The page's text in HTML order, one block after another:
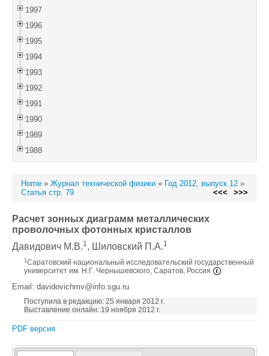
1997
1996
1995
1994
1993
1992
1991
1990
1989
1988
Home » Журнал технической физики » Год 2012, выпуск 12 »
Статья стр. 79
<<< >>>
Расчет зонных диаграмм металлических
проволочных фотонных кристаллов
Давидович М.В.1, Шиловский П.А.1
1 Саратовский национальный исследовательский государственный
университет им. Н.Г. Чернышевского, Саратов, Россия
Email: davidovichmv@info.sgu.ru
Поступила в редакцию: 25 января 2012 г.
Выставление онлайн: 19 ноября 2012 г.
PDF версия